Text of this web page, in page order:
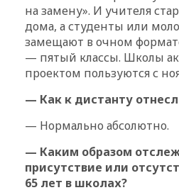
на замену». И учителя
дома, а студенты или
замещают в очном
— пятый классы. Школы
проектом пользуются с
— Как к дистанту
— Нормально абсолютно.
— Каким образом
присутствие или
65 лет в школах?